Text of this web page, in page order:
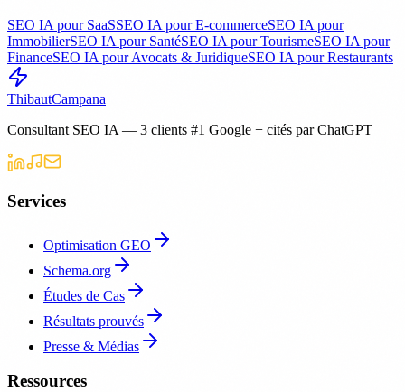
SEO IA pour SaaSSEO IA pour E-commerceSEO IA pour
ImmobilierSEO IA pour SantéSEO IA pour TourismeSEO IA pour
FinanceSEO IA pour Avocats & JuridiqueSEO IA pour Restaurants
ThibautCampana
Consultant SEO IA — 3 clients #1 Google + cités par ChatGPT
Services
Optimisation GEO
Schema.org
Études de Cas
Résultats prouvés
Presse & Médias
Ressources